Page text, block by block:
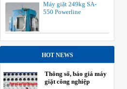
Máy giặt 249kg SA-
550 Powerline
HOT NEWS
Thông số, báo giá máy
giặt công nghiệp